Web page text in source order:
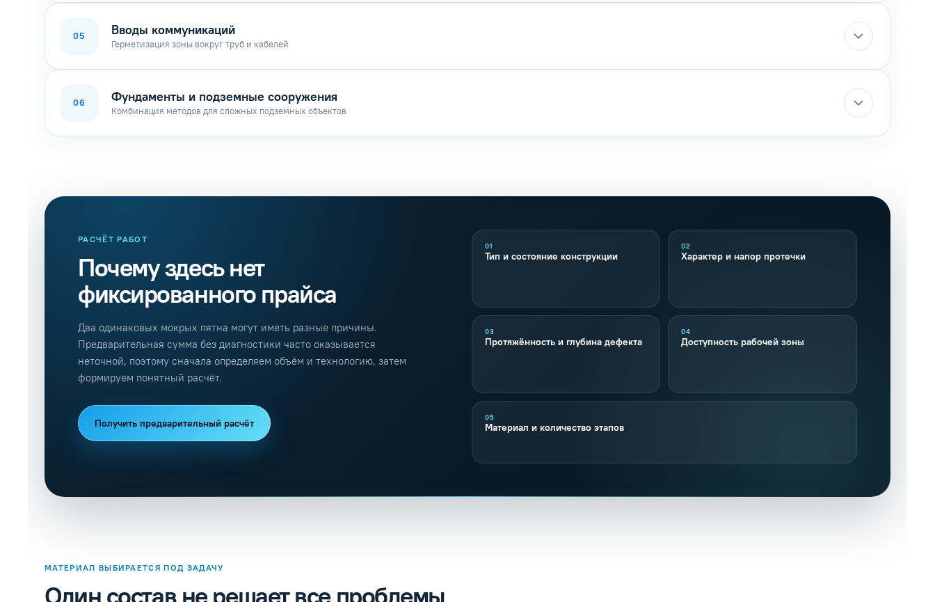
05 Вводы коммуникаций
Герметизация зоны вокруг труб и кабелей
06 Фундаменты и подземные сооружения
Комбинация методов для сложных подземных объектов
РАСЧЁТ РАБОТ
Почему здесь нет
фиксированного прайса
Два одинаковых мокрых пятна могут иметь разные причины.
Предварительная сумма без диагностики часто оказывается
неточной, поэтому сначала определяем объём и технологию, затем
формируем понятный расчёт.
Получить предварительный расчёт
01
Тип и состояние конструкции
02
Характер и напор протечки
03
Протяжённость и глубина дефекта
04
Доступность рабочей зоны
05
Материал и количество этапов
МАТЕРИАЛ ВЫБИРАЕТСЯ ПОД ЗАДАЧУ
Один состав не решает все проблемы